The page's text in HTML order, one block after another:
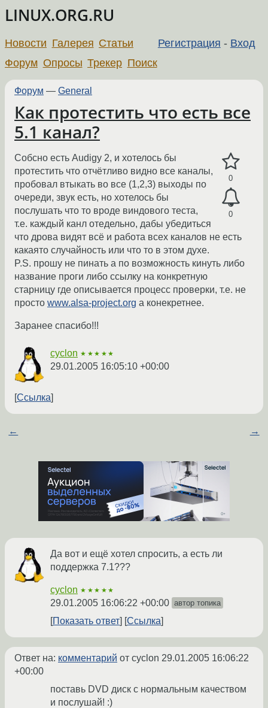
LINUX.ORG.RU
Регистрация - Вход
Новости Галерея Статьи
Форум Опросы Трекер Поиск
Форум — General
Как протестить что есть все
5.1 канал?
0
0
Собсно есть Audigy 2, и хотелось бы
протестить что отчётливо видно все каналы,
пробовал втыкать во все (1,2,3) выходы по
очереди, звук есть, но хотелось бы
послушать что то вроде виндового теста,
т.е. каждый канл отедельно, дабы убедиться
что дрова видят всё и работа всех каналов не есть
какаято случайность или что то в этом духе.
P.S. прошу не пинать а по возможность кинуть либо
название проги либо ссылку на конкретную
старницу где описывается процесс проверки, т.е. не
просто www.alsa-project.org а конекретнее.
Заранее спасибо!!!
cyclon ★★★★★
29.01.2005 16:05:10 +00:00
Ссылка
← →
Да вот и ещё хотел спросить, а есть ли
поддержка 7.1???
cyclon ★★★★★
29.01.2005 16:06:22 +00:00 автор топика
Показать ответ Ссылка
Ответ на: комментарий от cyclon 29.01.2005 16:06:22
+00:00
поставь DVD диск с нормальным качеством
и послушай! :)